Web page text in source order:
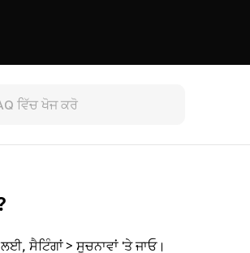
ਸੈਟਿੰਗਾਂ > ਸੂਚਨਾਵਾਂ 'ਤੇ ਜਾਓ।